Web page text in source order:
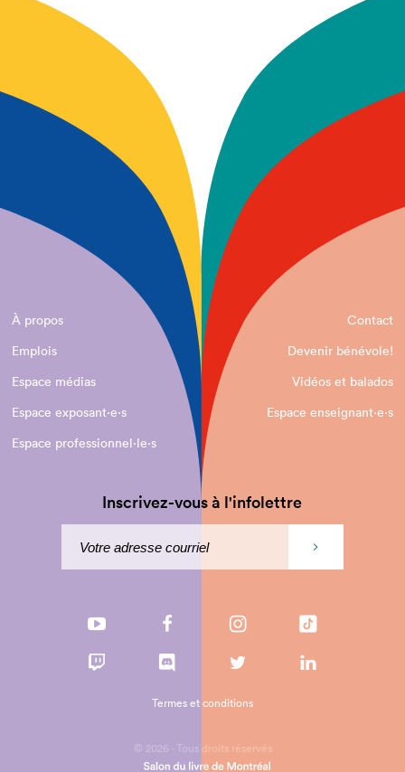
À propos
Contact
Emplois
Devenir bénévole!
Espace médias
Vidéos et balados
Espace exposant·e⋅s
Espace enseignant·e⋅s
Espace professionnel·le⋅s
Inscrivez-vous à l'infolettre
© 2026 - Tous droits réservés
Termes et conditions